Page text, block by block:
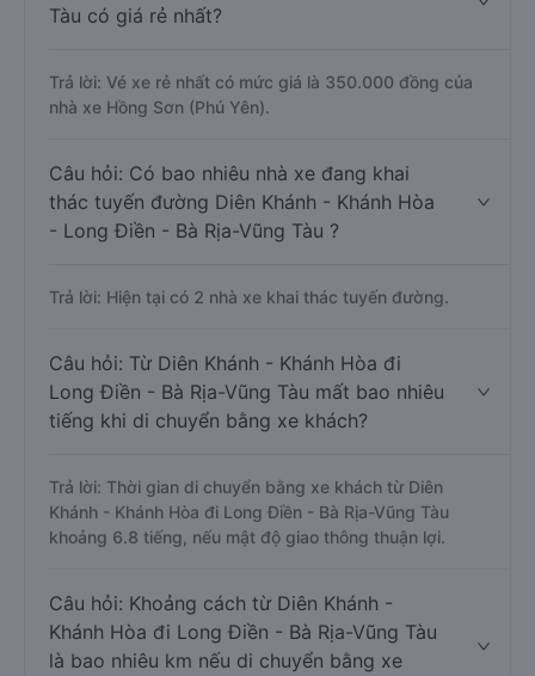
Tàu có giá rẻ nhất?
Trả lời: Vé xe rẻ nhất có mức giá là 350.000 đồng của
nhà xe Hồng Sơn (Phú Yên).
Câu hỏi: Có bao nhiêu nhà xe đang khai
thác tuyến đường Diên Khánh - Khánh Hòa
- Long Điền - Bà Rịa-Vũng Tàu ?
Trả lời: Hiện tại có 2 nhà xe khai thác tuyến đường.
Câu hỏi: Từ Diên Khánh - Khánh Hòa đi
Long Điền - Bà Rịa-Vũng Tàu mất bao nhiêu
tiếng khi di chuyển bằng xe khách?
Trả lời: Thời gian di chuyển bằng xe khách từ Diên
Khánh - Khánh Hòa đi Long Điền - Bà Rịa-Vũng Tàu
khoảng 6.8 tiếng, nếu mật độ giao thông thuận lợi.
Câu hỏi: Khoảng cách từ Diên Khánh -
Khánh Hòa đi Long Điền - Bà Rịa-Vũng Tàu
là bao nhiêu km nếu di chuyển bằng xe